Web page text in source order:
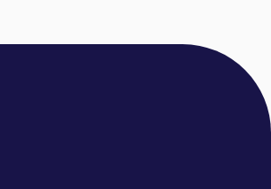
ben jij dé schakel tussen